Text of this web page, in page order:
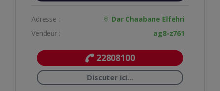
Adresse :
Dar Chaabane Elfehri
Vendeur :
ag8-z761
22808100
Discuter ici...